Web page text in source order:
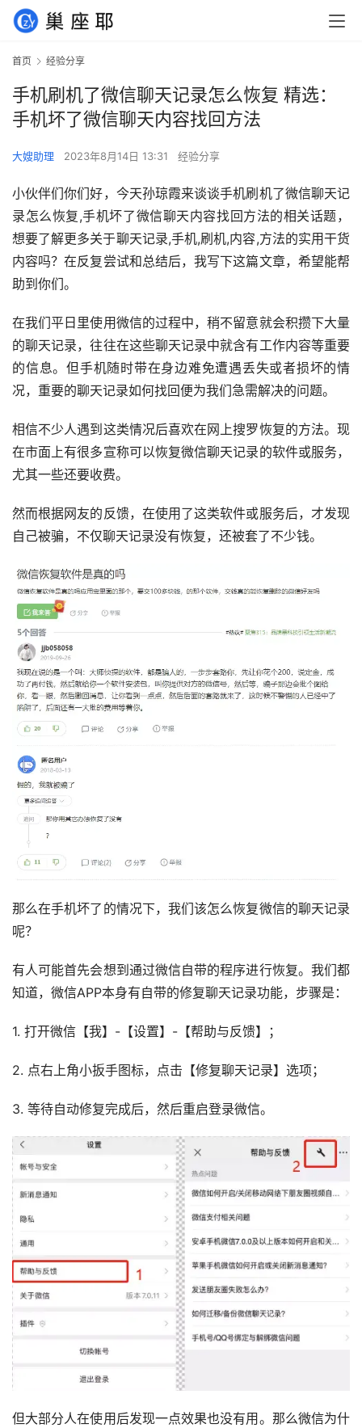
首页 经验分享
手机刷机了微信聊天记录怎么恢复 精选：
手机坏了微信聊天内容找回方法
大嫂助理 2023年8月14日 13:31 经验分享
小伙伴们你们好，今天孙琼霞来谈谈手机刷机了微信聊天记
录怎么恢复,手机坏了微信聊天内容找回方法的相关话题，
想要了解更多关于聊天记录,手机,刷机,内容,方法的实用干货
内容吗？在反复尝试和总结后，我写下这篇文章，希望能帮
助到你们。
在我们平日里使用微信的过程中，稍不留意就会积攒下大量
的聊天记录，往往在这些聊天记录中就含有工作内容等重要
的信息。但手机随时带在身边难免遭遇丢失或者损坏的情
况，重要的聊天记录如何找回便为我们急需解决的问题。
相信不少人遇到这类情况后喜欢在网上搜罗恢复的方法。现
在市面上有很多宣称可以恢复微信聊天记录的软件或服务，
尤其一些还要收费。
然而根据网友的反馈，在使用了这类软件或服务后，才发现
自己被骗，不仅聊天记录没有恢复，还被套了不少钱。
那么在手机坏了的情况下，我们该怎么恢复微信的聊天记录
呢？
有人可能首先会想到通过微信自带的程序进行恢复。我们都
知道，微信APP本身有自带的修复聊天记录功能，步骤是：
1. 打开微信【我】-【设置】-【帮助与反馈】；
2. 点右上角小扳手图标，点击【修复聊天记录】选项；
3. 等待自动修复完成后，然后重启登录微信。
但大部分人在使用后发现一点效果也没有用。那么微信为什